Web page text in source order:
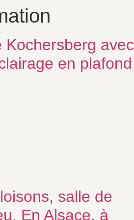
Kochersberg avec
en plafond
salle de
En Alsace, à